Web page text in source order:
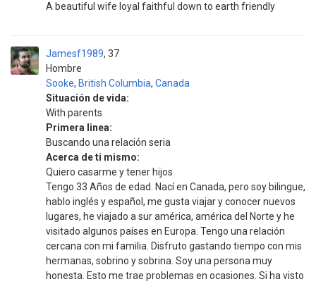
A beautiful wife loyal faithful down to earth friendly
Jamesf1989
Hombre
37
Sooke, British Columbia, Canada
Situación de vida:
With parents
Primera linea:
Buscando una relación seria
Acerca de ti mismo:
Quiero casarme y tener hijos
Tengo 33 Años de edad. Nací en Canada, pero soy bilingue,
hablo inglés y español, me gusta viajar y conocer nuevos
lugares, he viajado a sur américa, américa del Norte y he
visitado algunos países en Europa. Tengo una relación
cercana con mi familia. Disfruto gastando tiempo con mis
hermanas, sobrino y sobrina. Soy una persona muy
honesta. Esto me trae problemas en ocasiones. Si ha visto